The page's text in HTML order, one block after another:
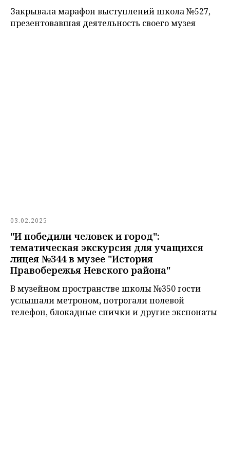
Закрывала марафон выступлений школа №527,
презентовавшая деятельность своего музея
03.02.2025
"И победили человек и город":
тематическая экскурсия для учащихся
лицея №344 в музее "История
Правобережья Невского района"
В музейном пространстве школы №350 гости
услышали метроном, потрогали полевой
телефон, блокадные спички и другие экспонаты